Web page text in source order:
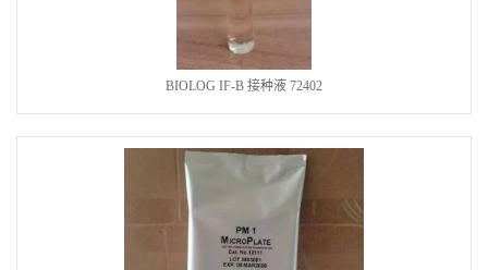
BIOLOG IF-B 接种液 72402